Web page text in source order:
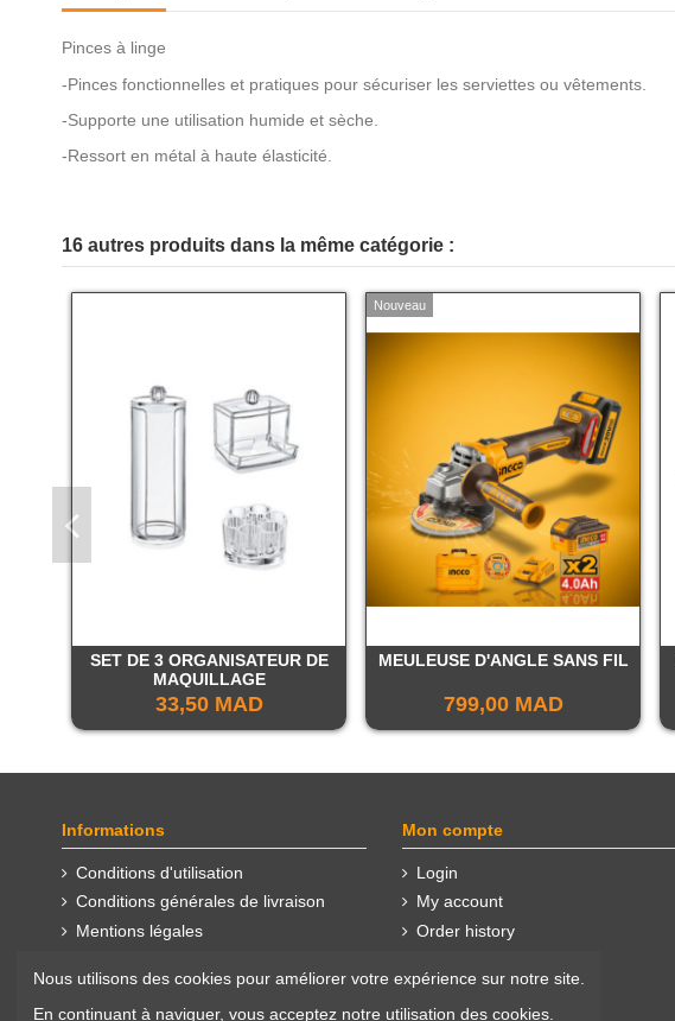
Pinces à linge
-Pinces fonctionnelles et pratiques pour sécuriser les serviettes ou vêtements.
-Supporte une utilisation humide et sèche.
-Ressort en métal à haute élasticité.
16 autres produits dans la même catégorie :
SET DE 3 ORGANISATEUR DE
MAQUILLAGE
33,50 MAD
Nouveau
MEULEUSE D'ANGLE SANS FIL
799,00 MAD
Informations
Conditions d'utilisation
Conditions générales de livraison
Mentions légales
Mon compte
Login
My account
Order history
Nous utilisons des cookies pour améliorer votre expérience sur notre site.
En continuant à naviguer, vous acceptez notre utilisation des cookies.